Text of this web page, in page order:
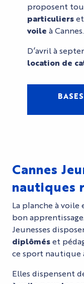
proposent
particuliers
voile à Cannes.
D’avril à
location de
Cannes
nautiques
La planche à
bon
Jeunesses
diplôméset
ce sport nautique
Elles dispensent